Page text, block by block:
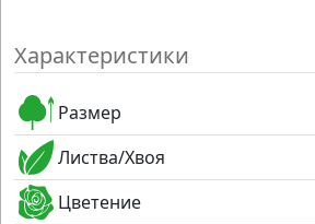
Характеристики
Размер
Листва/Хвоя
Цветение